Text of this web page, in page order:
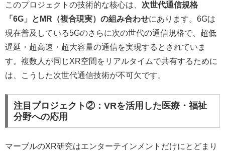
このプロジェクトの技術的な核心は、 次世代通信規格
「6G」とMR（複合現実）の組み合わせにあります。6Gは
現在普及している5Gのさらに次の世代の通信規格で、超低
遅延・超高速・超大容量の通信を実現するとされていま
す。複数人が同じXR空間をリアルタイムで共有するために
は、こうした次世代通信技術が不可欠です。
注目プロジェクト②：VRを活用した医療・福祉
分野への応用
マーブルのXR研究はエンターテインメントだけにとどまり